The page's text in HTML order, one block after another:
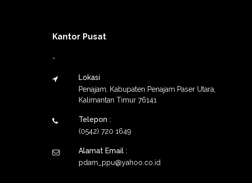
Kantor Pusat
-
Lokasi
Penajam, Kabupaten Penajam Paser Utara,
Kalimantan Timur 76141
Telepon :
(0542) 720 1649
Alamat Email :
pdam_ppu@yahoo.co.id